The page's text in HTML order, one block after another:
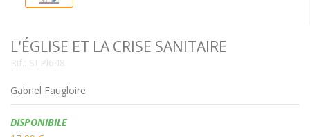
L'ÉGLISE ET LA CRISE SANITAIRE
Rif.: SLPl648
Gabriel Faugloire
Disponibilità:
DISPONIBILE